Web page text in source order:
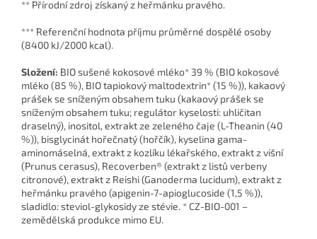
** Přírodní zdroj získaný z heřmánku pravého.
*** Referenční hodnota příjmu průměrné dospělé osoby
(8400 kJ/2000 kcal).
Složení: BIO sušené kokosové mléko* 39 % (BIO kokosové
mléko (85 %), BIO tapiokový maltodextrin* (15 %)), kakaový
prášek se sníženým obsahem tuku (kakaový prášek se
sníženým obsahem tuku; regulátor kyselosti: uhličitan
draselný), inositol, extrakt ze zeleného čaje (L-Theanin (40
%)), bisglycinát hořečnatý (hořčík), kyselina gama-
aminomáselná, extrakt z kozlíku lékařského, extrakt z višní
(Prunus cerasus), Recoverben® (extrakt z listů verbeny
citronové), extrakt z Reishi (Ganoderma lucidum), extrakt z
heřmánku pravého (apigenin-7-apioglucoside (1,5 %)),
sladidlo: steviol-glykosidy ze stévie. * CZ-BIO-001 –
zemědělská produkce mimo EU.